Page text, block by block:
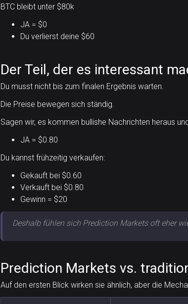
BTC bleibt unter $80k
JA = $0
Du verlierst deine $60
Der Teil, der es interessant
Du musst nicht bis zum finalen Ergebnis warten.
Die Preise bewegen sich ständig.
Sagen wir, es kommen bullishe Nachrichten heraus
JA = $0.80
Du kannst frühzeitig verkaufen:
Gekauft bei $0.60
Verkauft bei $0.80
Gewinn = $20
Deshalb fühlen sich Prediction Markets oft eher
Prediction Markets vs.
Auf den ersten Blick wirken sie ähnlich, aber die